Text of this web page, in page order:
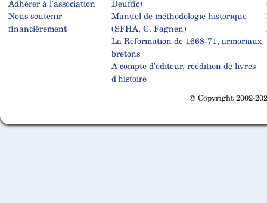
Adhérer à l'association
Nous soutenir
financièrement
Deuffic)
Manuel de méthodologie historique
(SFHA, C. Fagnen)
La Réformation de 1668-71, armoriaux
bretons
A compte d'éditeur, réédition de livres
d'histoire
© Copyright 2002-